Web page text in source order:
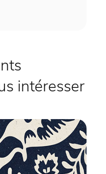
intéresser